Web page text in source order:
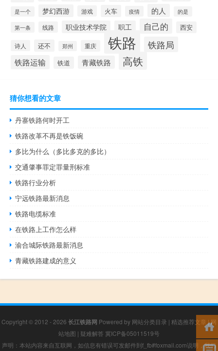
是一个 梦幻西游 游戏 火车 疫情 的人 的是
第一条 线路 职业技术学院 职工 自己的 西安
诗人 还不 郑州 重庆 铁路 铁路局
铁路运输 铁道 青藏铁路 高铁
猜你想看的文章
丹寨铁路何时开工
铁路改革不再是铁饭碗
多比为什么（多比多克的多比）
交通肇事罪定罪量刑标准
铁路行业分析
宁远铁路最新消息
铁路电缆标准
在铁路上工作怎么样
渝合城际铁路最新消息
青藏铁路建成的意义
Copyright © 2012 - 2026 长江铁路网 Powered by 网站分类目录 | 精选推荐文章 |网
站地图 | 疑难解答 冀ICP备05011519号
声明：本站内容来自互联网，如信息有错误可发邮件到f_fb#foxmail.com说明，我们